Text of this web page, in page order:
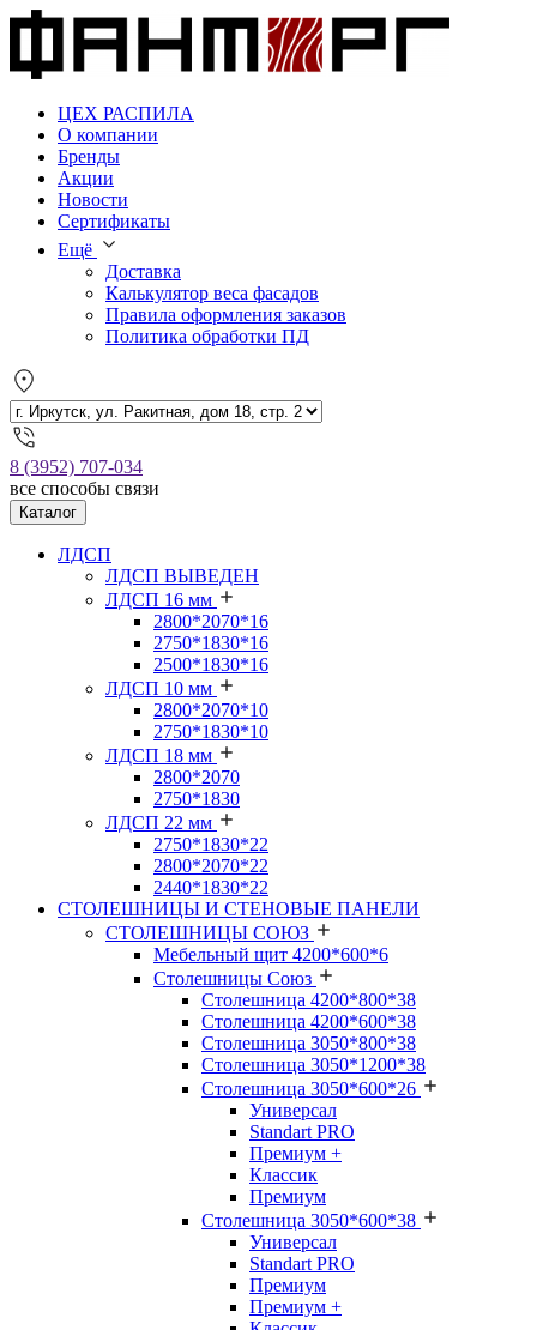
ЦЕХ РАСПИЛА
О компании
Бренды
Акции
Новости
Сертификаты
Ещё
Доставка
Калькулятор веса фасадов
Правила оформления заказов
Политика обработки ПД
8 (3952) 707-034
все способы связи
Каталог
ЛДСП
ЛДСП ВЫВЕДЕН
ЛДСП 16 мм
2800*2070*16
2750*1830*16
2500*1830*16
ЛДСП 10 мм
2800*2070*10
2750*1830*10
ЛДСП 18 мм
2800*2070
2750*1830
ЛДСП 22 мм
2750*1830*22
2800*2070*22
2440*1830*22
СТОЛЕШНИЦЫ И СТЕНОВЫЕ ПАНЕЛИ
СТОЛЕШНИЦЫ СОЮЗ
Мебельный щит 4200*600*6
Столешницы Союз
Столешница 4200*800*38
Столешница 4200*600*38
Столешница 3050*800*38
Столешница 3050*1200*38
Столешница 3050*600*26
Универсал
Standart PRO
Премиум +
Классик
Премиум
Столешница 3050*600*38
Универсал
Standart PRO
Премиум
Премиум +